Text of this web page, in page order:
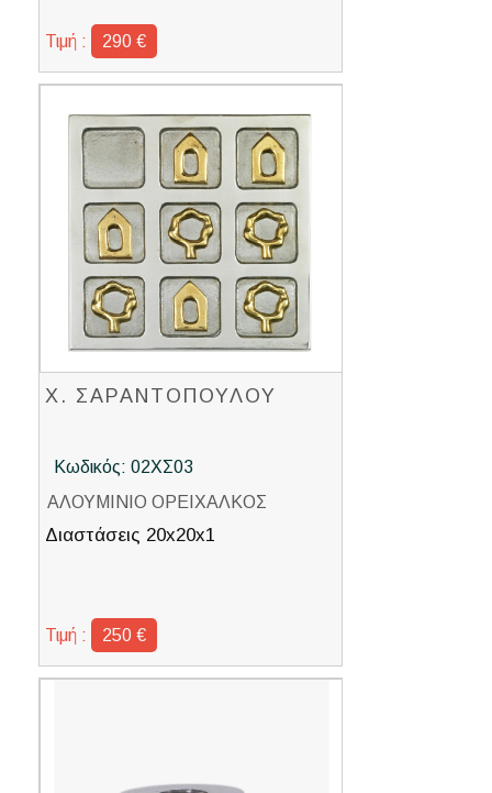
Τιμή : 290 €
Χ. ΣΑΡΑΝΤΟΠΟΥΛΟΥ
Κωδικός: 02ΧΣ03
ΑΛΟΥΜΙΝΙΟ ΟΡΕΙΧΑΛΚΟΣ
Διαστάσεις 20x20x1
Τιμή : 250 €